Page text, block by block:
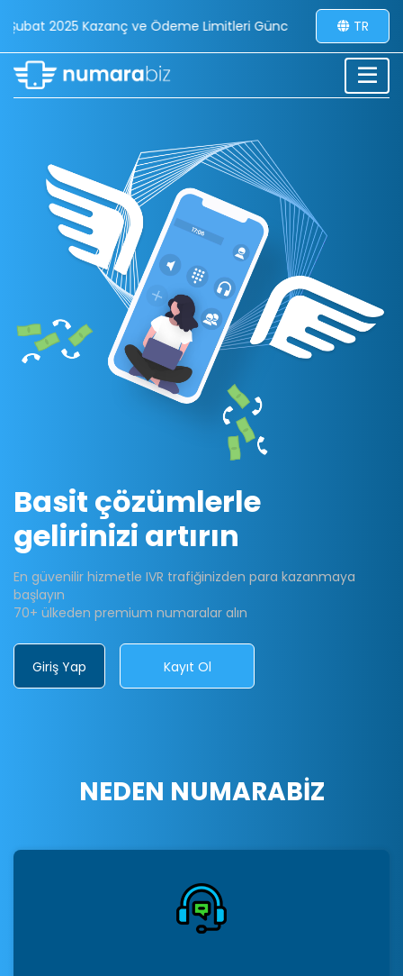
Kazanç ve Ödeme Limitleri Güncellemesi - 30/01/2026TR
Basit çözümlerle
gelirinizi artırın
En güvenilir hizmetle IVR trafiğinizden para kazanmaya
başlayın
70+ ülkeden premium numaralar alın
Giriş Yap Kayıt Ol
NEDEN NUMARABİZ